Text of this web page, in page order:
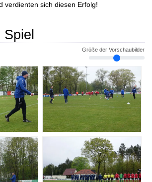
verdienten sich diesen Erfolg!
Größe der Vorschaubilder